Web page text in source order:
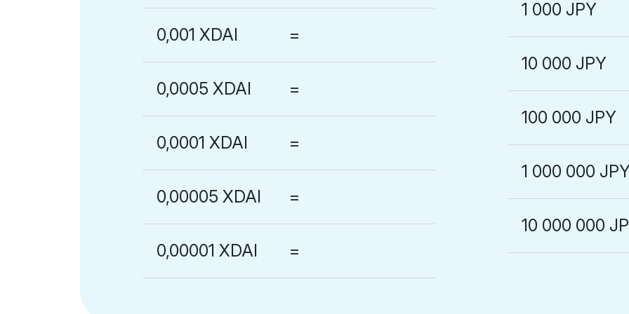
0,001 XDAI =
0,0005 XDAI =
0,0001 XDAI =
0,00005 XDAI =
0,00001 XDAI =
1 000 JPY
10 000 JPY
100 000 JPY
1 000 000
10 000 000